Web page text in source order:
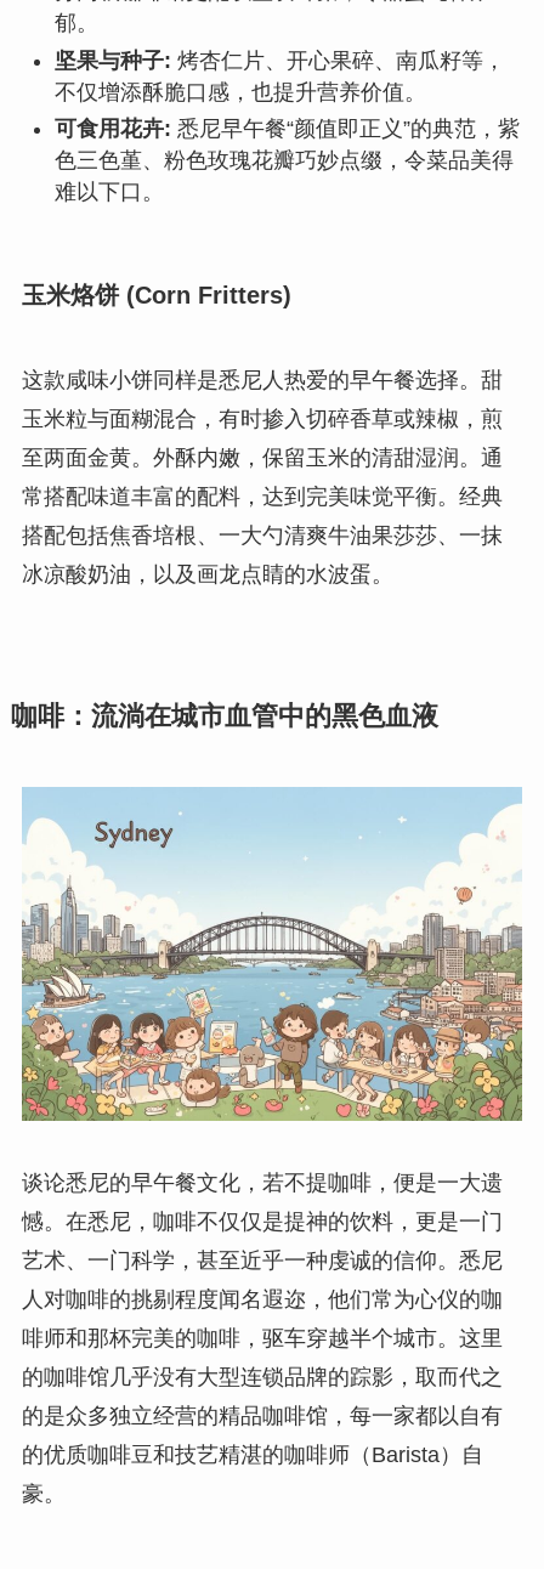
郁。
坚果与种子: 烤杏仁片、开心果碎、南瓜籽等，
不仅增添酥脆口感，也提升营养价值。
可食用花卉: 悉尼早午餐“颜值即正义”的典范，紫
色三色堇、粉色玫瑰花瓣巧妙点缀，令菜品美得
难以下口。
玉米烙饼 (Corn Fritters)
这款咸味小饼同样是悉尼人热爱的早午餐选择。甜
玉米粒与面糊混合，有时掺入切碎香草或辣椒，煎
至两面金黄。外酥内嫩，保留玉米的清甜湿润。通
常搭配味道丰富的配料，达到完美味觉平衡。经典
搭配包括焦香培根、一大勺清爽牛油果莎莎、一抹
冰凉酸奶油，以及画龙点睛的水波蛋。
咖啡：流淌在城市血管中的黑色血液
谈论悉尼的早午餐文化，若不提咖啡，便是一大遗
憾。在悉尼，咖啡不仅仅是提神的饮料，更是一门
艺术、一门科学，甚至近乎一种虔诚的信仰。悉尼
人对咖啡的挑剔程度闻名遐迩，他们常为心仪的咖
啡师和那杯完美的咖啡，驱车穿越半个城市。这里
的咖啡馆几乎没有大型连锁品牌的踪影，取而代之
的是众多独立经营的精品咖啡馆，每一家都以自有
的优质咖啡豆和技艺精湛的咖啡师（Barista）自
豪。